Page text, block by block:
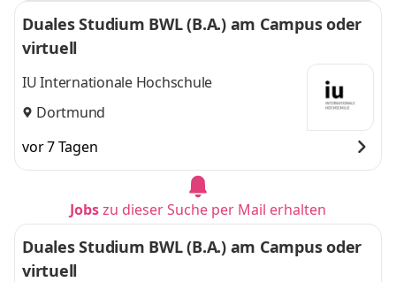
Duales Studium BWL (B.A.) am Campus oder
virtuell
IU Internationale Hochschule
Dortmund
vor 7 Tagen
Jobszu dieser Suche per Mail erhalten
Duales Studium BWL (B.A.) am Campus oder
virtuell